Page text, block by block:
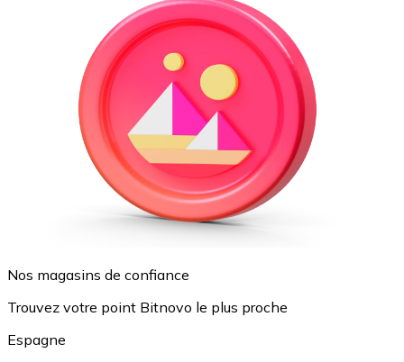
Nos magasins de confiance
Trouvez votre point Bitnovo le plus proche
Espagne